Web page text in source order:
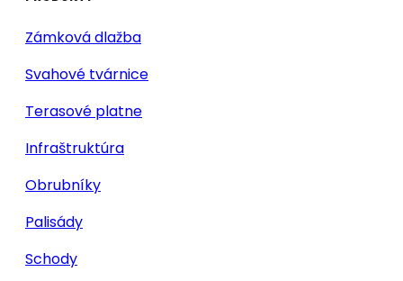
Zámková dlažba
Svahové tvárnice
Terasové platne
Infraštruktúra
Obrubníky
Palisády
Schody